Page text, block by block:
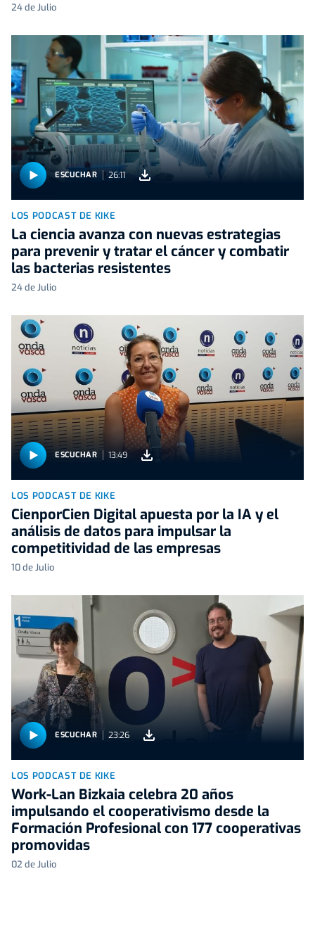
24 de Julio
ESCUCHAR 26:11
LOS PODCAST DE KIKE
La ciencia avanza con nuevas estrategias
para prevenir y tratar el cáncer y combatir
las bacterias resistentes
24 de Julio
ESCUCHAR 13:49
LOS PODCAST DE KIKE
CienporCien Digital apuesta por la IA y el
análisis de datos para impulsar la
competitividad de las empresas
10 de Julio
ESCUCHAR 23:26
LOS PODCAST DE KIKE
Work-Lan Bizkaia celebra 20 años
impulsando el cooperativismo desde la
Formación Profesional con 177 cooperativas
promovidas
02 de Julio